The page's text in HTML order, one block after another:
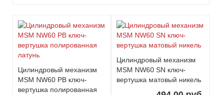
Цилиндровый механизм
MSM NW60 PB ключ-
вертушка полированная
Цилиндровый механизм
MSM NW60 SN ключ-
вертушка матовый никель